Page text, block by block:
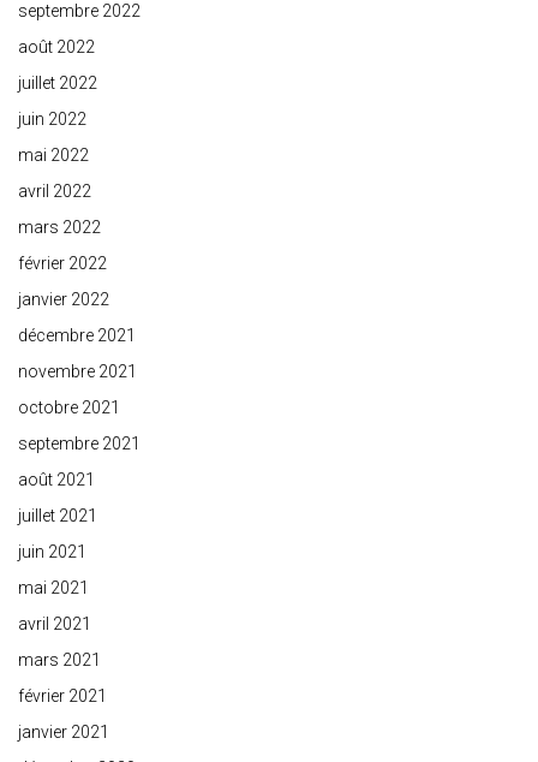
septembre 2022
août 2022
juillet 2022
juin 2022
mai 2022
avril 2022
mars 2022
février 2022
janvier 2022
décembre 2021
novembre 2021
octobre 2021
septembre 2021
août 2021
juillet 2021
juin 2021
mai 2021
avril 2021
mars 2021
février 2021
janvier 2021